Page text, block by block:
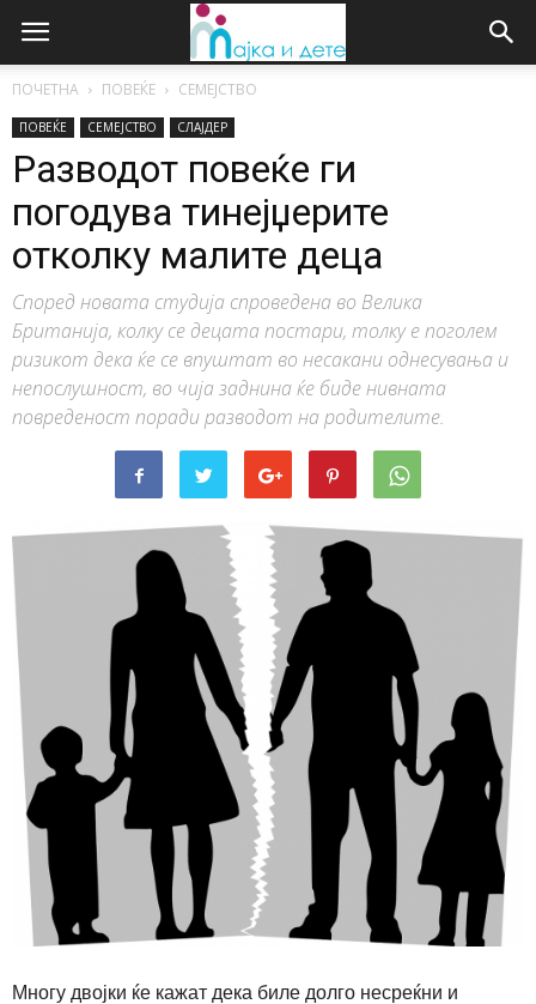
ПОЧЕТНА ПОВЕЌЕ СЕМЕЈСТВО
ПОВЕЌЕ СЕМЕЈСТВО СЛАЈДЕР
Разводот повеќе ги
погодува тинејџерите
отколку малите деца
Според новата студија спроведена во Велика
Британија, колку се децата постари, толку е поголем
ризикот дека ќе се впуштат во несакани однесувања и
непослушност, во чија заднина ќе биде нивната
повреденост поради разводот на родителите.
Многу двојки ќе кажат дека биле долго несреќни и